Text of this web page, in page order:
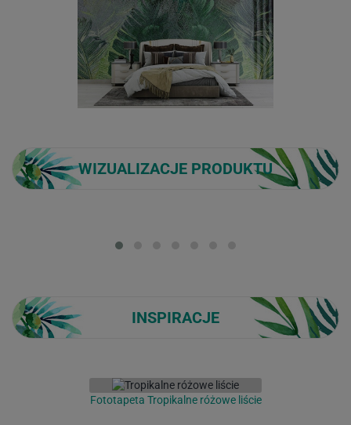
WIZUALIZACJE PRODUKTU
INSPIRACJE
Fototapeta Tropikalne różowe liście